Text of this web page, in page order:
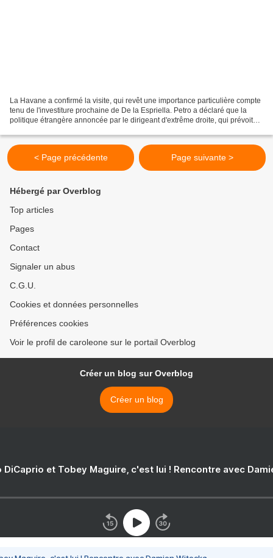
La Havane a confirmé la visite, qui revêt une importance particulière compte
tenu de l'investiture prochaine de De la Espriella. Petro a déclaré que la
politique étrangère annoncée par le dirigeant d'extrême droite, qui prévoit
< Page précédente Page suivante >
Hébergé par Overblog
Top articles
Pages
Contact
Signaler un abus
C.G.U.
Cookies et données personnelles
Préférences cookies
Voir le profil de caroleone sur le portail Overblog
Créer un blog sur Overblog
Créer un blog
DiCaprio et Tobey Maguire, c'est lui ! Rencontre avec